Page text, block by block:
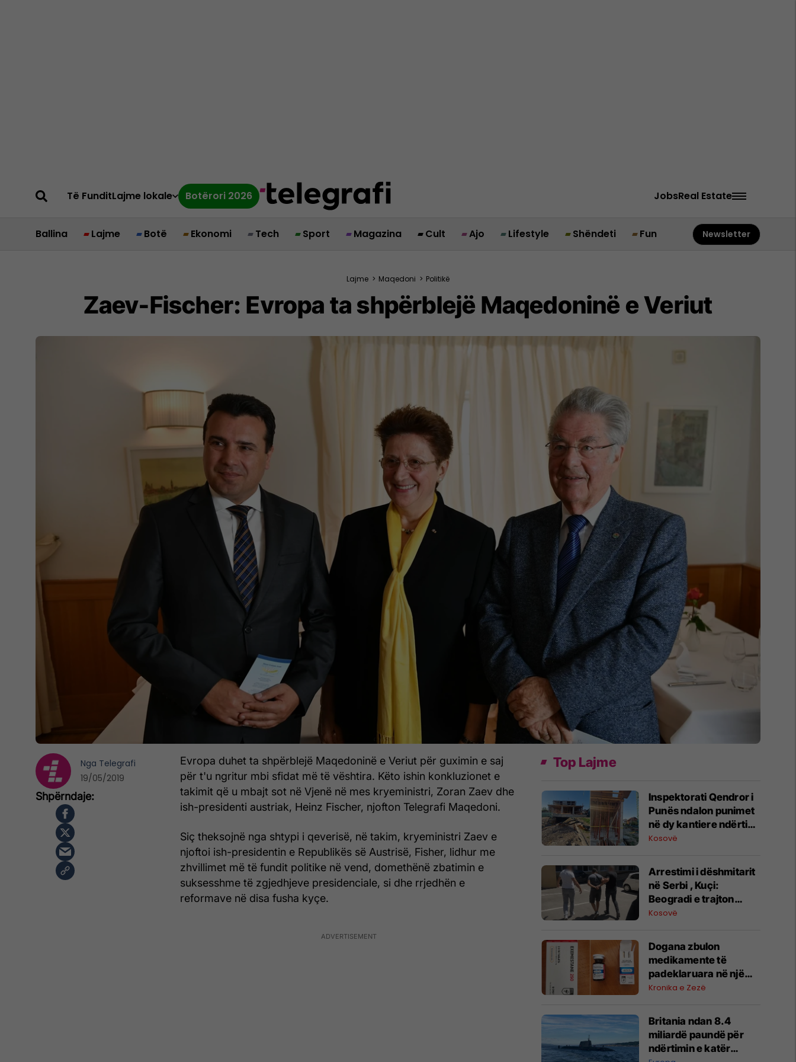
Të FunditLajme lokale Botërori 2026 JobsReal Estate
Ballina Lajme Botë Ekonomi Tech Sport Magazina Cult Ajo Lifestyle Shëndeti Fun Newsletter
Lajme > Maqedoni > Politikë
Zaev-Fischer: Evropa ta shpërblejë Maqedoninë e Veriut
Evropa duhet ta shpërblejë Maqedoninë e Veriut për guximin e saj
për t'u ngritur mbi sfidat më të vështira. Këto ishin konkluzionet e
takimit që u mbajt sot në Vjenë në mes kryeministri, Zoran Zaev dhe
ish-presidenti austriak, Heinz Fischer, njofton Telegrafi Maqedoni.
Siç theksojnë nga shtypi i qeverisë, në takim, kryeministri Zaev e
njoftoi ish-presidentin e Republikës së Austrisë, Fisher, lidhur me
zhvillimet më të fundit politike në vend, domethënë zbatimin e
suksesshme të zgjedhjeve presidenciale, si dhe rrjedhën e
reformave në disa fusha kyçe.
Nga Telegrafi
19/05/2019
Top Lajme
Inspektorati Qendror i
Punës ndalon punimet
në dy kantiere ndërtimi
në Prizren dhe
Kosovë
​Arrestimi i dëshmitarit
në Serbi , Kuçi:
Beogradi e trajton
zbulimin e së vërtetës
frikësohet nga
zbardhja e varrezave
masive
Kosovë
​Dogana zbulon
medikamente të
padeklaruara në një
autobus në PKK Dheu i
Kronika e Zezë
Britania ndan 8.4
miliardë paundë për
ndërtimin e katër